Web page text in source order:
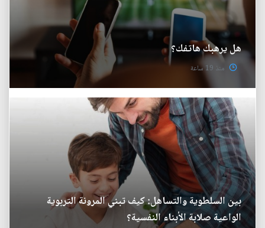
هل يرهبك هاتفك؟
منذ 19 ساعة
بين السلطوية والتساهل: كيف تبني المرونة التربوية
الواعية صلابة الأبناء النفسية؟